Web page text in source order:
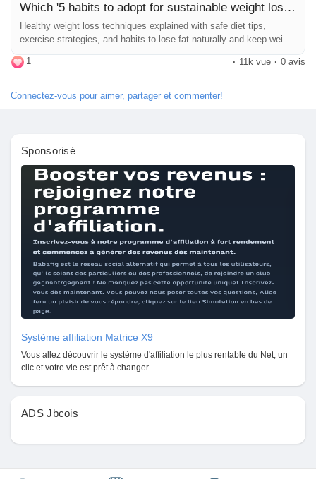
Financement
Mes Offres
Emplois
Mes emplois
Cours
Mes cours
Film
#HealthyHabits
#WellnessJourney
#HealthyLifestyle #DailyHabits #SelfCareRoutine
#MindBodyHealth
#LongTermHealth
#NaturalWellness
#FitLifeStyle
#WellnessTips
#HealthAwareness #LiveWell #BalancedLife
Which '5 habits to adopt for sustainable weight loss'?
Healthy weight loss techniques explained with safe diet tips,
exercise strategies, and habits to lose fat naturally and keep weight
off long-term.
1 · 11k vue · 0 avis
Connectez-vous pour aimer, partager et commenter!
Sponsorisé
Système affiliation Matrice X9
Vous allez découvrir le système d'affiliation le plus rentable du Net, un
clic et votre vie est prêt à changer.
ADS Jbcois